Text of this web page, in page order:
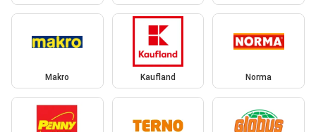
Makro Kaufland Norma